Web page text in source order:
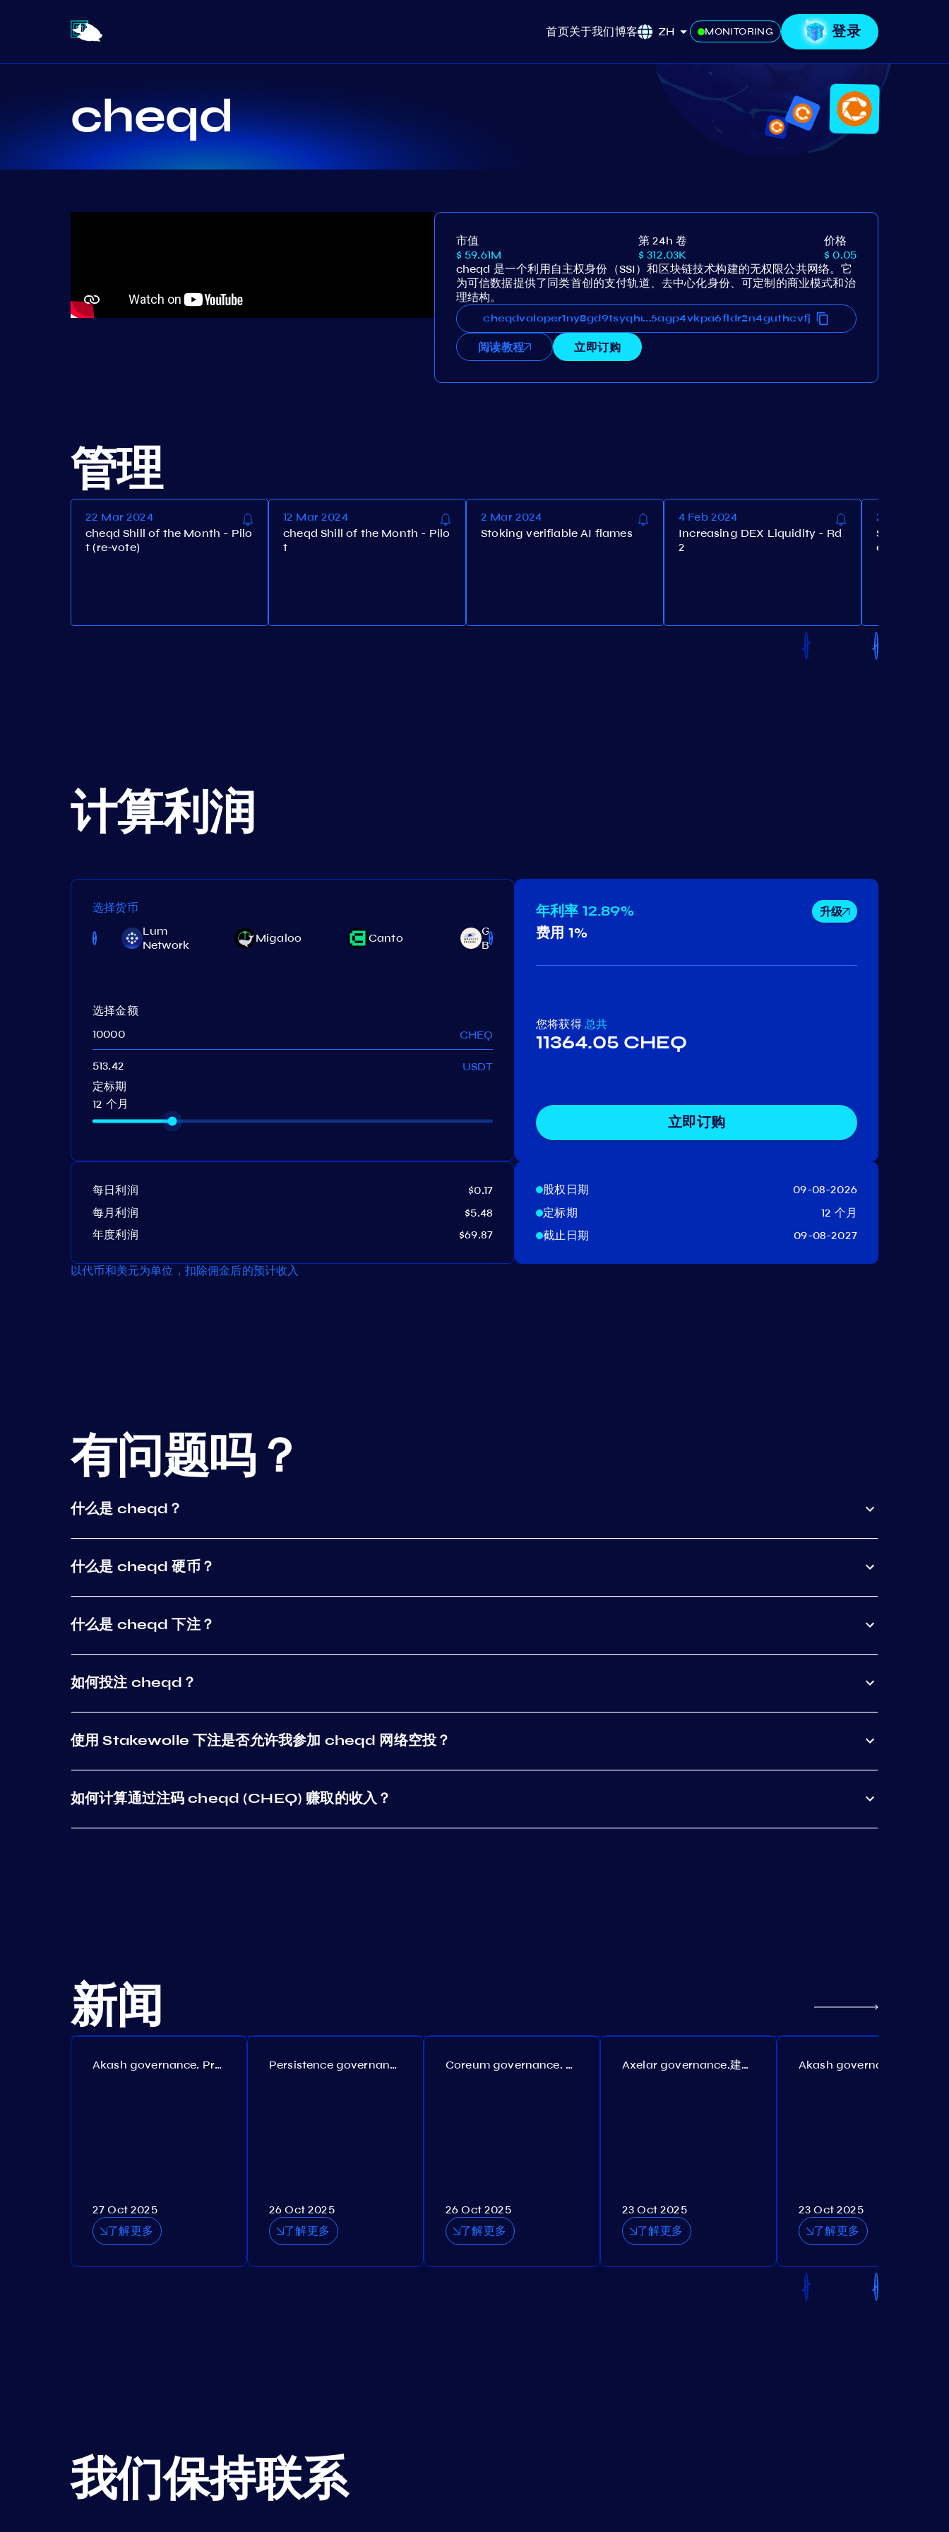
首页关于我们博客 ZH MONITORING 登录
cheqd
市值
$ 59.61M
第 24h 卷
$ 312.03K
价格
$ 0.05
cheqd 是一个利用自主权身份（SSI）和区块链技术构建的无权限公共网络。它
为可信数据提供了同类首创的支付轨道、去中心化身份、可定制的商业模式和治
理结构。
cheqdvaloper1ny8gd9tsyqhm56agp4vkpa6fldr2n4guthcvfj
...
cheqdvaloper1ny8gd9tsyqhm56agp4vkpa6fldr2n4guthcvfj
阅读教程 立即订购
管理
22 Mar 2024
cheqd Shill of the Month - Pilo
t (re-vote)
12 Mar 2024
cheqd Shill of the Month - Pilo
t
2 Mar 2024
Stoking verifiable AI flames
4 Feb 2024
Increasing DEX Liquidity - Rd
2
22 Jan 2024
Set the
eter to
计算利润
选择货币
Lum
Network
Migaloo Canto
Gravity
Bridge
选择金额
CHEQ
USDT
定标期
12 个月
每日利润
$0.17
每月利润
$5.48
年度利润
$69.87
年利率 12.89% 升级
费用 1%
您将获得 总共
11364.05 CHEQ
立即订购
股权日期
09-08-2026
定标期
12 个月
截止日期
09-08-2027
以代币和美元为单位，扣除佣金后的预计收入
有问题吗？
什么是 cheqd？
什么是 cheqd 硬币？
什么是 cheqd 下注？
如何投注 cheqd？
使用 Stakewolle 下注是否允许我参加 cheqd 网络空投？
如何计算通过注码 cheqd (CHEQ) 赚取的收入？
新闻
Akash governance. Proposal №308
27 Oct 2025
了解更多
Persistence governance. Proposal №150
26 Oct 2025
了解更多
Coreum governance. Proposal №22
26 Oct 2025
了解更多
Axelar governance.建议 385
23 Oct 2025
了解更多
23 Oct 2025
了解更多
我们保持联系